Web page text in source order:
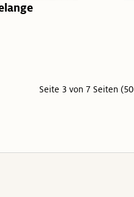
Seite 3 von 7 Seiten